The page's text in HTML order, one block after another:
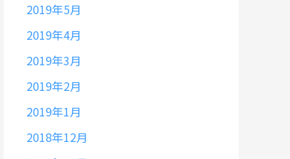
2019年5月
2019年4月
2019年3月
2019年2月
2019年1月
2018年12月